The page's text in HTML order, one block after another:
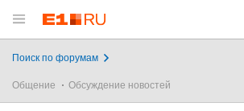
Поиск по форумам
Общение Обсуждение новостей